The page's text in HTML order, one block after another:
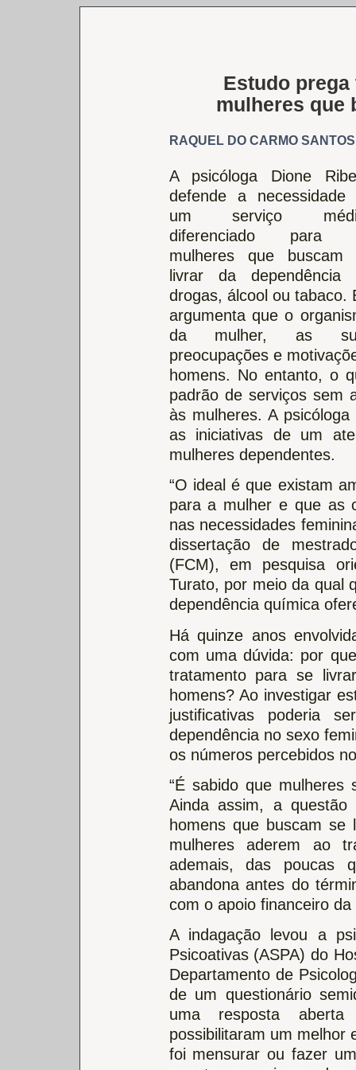
Estudo
mulheres que
RAQUEL DO CARMO SANTOS
A psicóloga Dione
defende a necessidade
um serviço
diferenciado para
mulheres que buscam
livrar da dependência
drogas, álcool ou tabaco.
argumenta que o
da mulher, as
preocupações e
homens. No entanto, o
padrão de serviços sem
às mulheres. A
as iniciativas de um
mulheres dependentes.
“O ideal é que existam
para a mulher e que as
nas necessidades
dissertação de
(FCM), em pesquisa
Turato, por meio da qual
dependência química
Há quinze anos
com uma dúvida: por
tratamento para se
homens? Ao investigar
justificativas poderia
dependência no sexo
os números percebidos
“É sabido que
Ainda assim, a
homens que buscam
mulheres aderem ao
ademais, das poucas
abandona antes do
com o apoio financeiro da
A indagação levou a
Psicoativas (ASPA) do
Departamento de
de um questionário
uma resposta aberta
possibilitaram um melhor
foi mensurar ou fazer